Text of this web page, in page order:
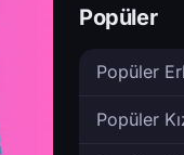
Popüler
Popüler
Popüler